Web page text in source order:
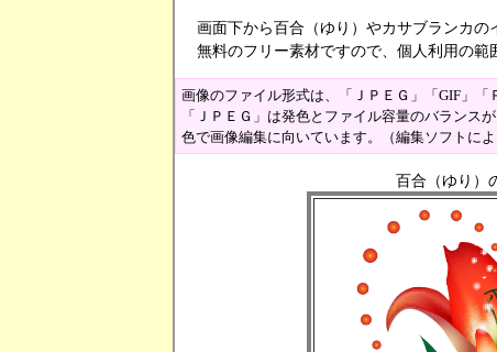
画面下から百合（ゆり）やカサブランカの
無料のフリー素材ですので、個人利用の範
画像のファイル形式は、「ＪＰＥＧ」「GIF」「
「ＪＰＥＧ」は発色とファイル容量のバランス
色で画像編集に向いています。（編集ソフトに
百合（ゆり）